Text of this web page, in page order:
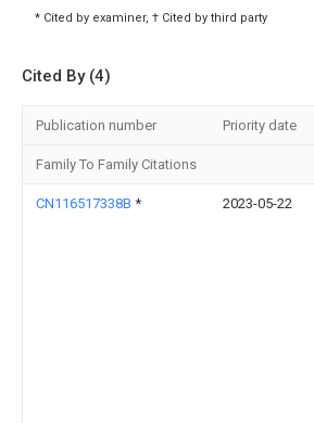
* Cited by examiner, † Cited by third party
Cited By (4)
Publication number Priority date
Family To Family Citations
CN116517338B * 2023-05-22